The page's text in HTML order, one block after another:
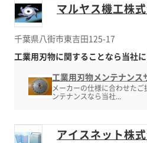
マルヤス機工株
千葉県八街市東吉田125-17
工業用刃物に関することなら当社
工業用刃物メンテナンス
メーカーの仕様に合わせた
ンテナンスなら当社...
アイスネット株